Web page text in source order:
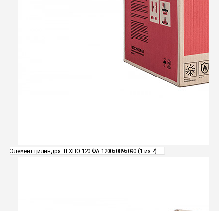
Элемент цилиндра ТЕХНО 120 ФА 1200x089x090 (1 из 2)